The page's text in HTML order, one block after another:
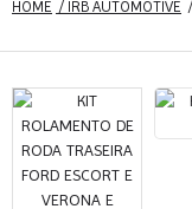
HOME / IRB AUTOMOTIVE